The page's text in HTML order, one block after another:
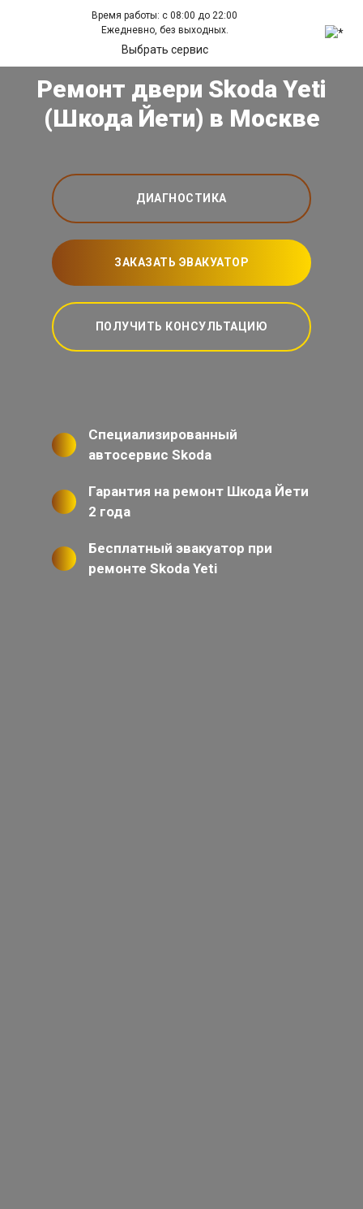
Время работы: с 08:00 до 22:00
Ежедневно, без выходных.
Выбрать сервис
Ремонт двери Skoda Yeti
(Шкода Йети) в Москве
ДИАГНОСТИКА
ЗАКАЗАТЬ ЭВАКУАТОР
ПОЛУЧИТЬ КОНСУЛЬТАЦИЮ
Специализированный
автосервис Skoda
Гарантия на ремонт Шкода Йети
2 года
Бесплатный эвакуатор при
ремонте Skoda Yeti